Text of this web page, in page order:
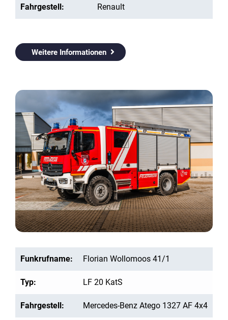
Fahrgestell: Renault
Weitere Informationen
Funkrufname: Florian Wollomoos 41/1
Typ: LF 20 KatS
Fahrgestell: Mercedes-Benz Atego 1327 AF 4x4